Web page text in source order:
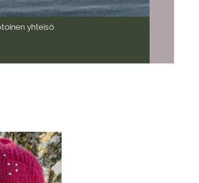
yhteisö